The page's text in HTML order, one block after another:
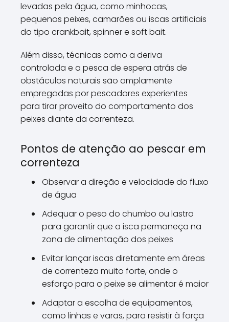
levadas pela água, como minhocas,
pequenos peixes, camarões ou iscas artificiais
do tipo crankbait, spinner e soft bait.
Além disso, técnicas como a deriva
controlada e a pesca de espera atrás de
obstáculos naturais são amplamente
empregadas por pescadores experientes
para tirar proveito do comportamento dos
peixes diante da correnteza.
Pontos de atenção ao pescar em
correnteza
Observar a direção e velocidade do fluxo
de água
Adequar o peso do chumbo ou lastro
para garantir que a isca permaneça na
zona de alimentação dos peixes
Evitar lançar iscas diretamente em áreas
de correnteza muito forte, onde o
esforço para o peixe se alimentar é maior
Adaptar a escolha de equipamentos,
como linhas e varas, para resistir à força